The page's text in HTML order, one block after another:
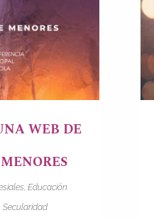
WEB DE
,Educación
Secularidad